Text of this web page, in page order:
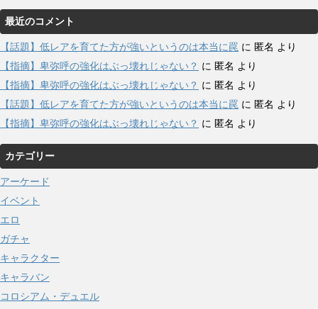
最近のコメント
【話題】低レアを育てた方が強いというのは本当に罠 に 匿名 より
【指摘】卑弥呼の強化はぶっ壊れじゃない？ に 匿名 より
【指摘】卑弥呼の強化はぶっ壊れじゃない？ に 匿名 より
【話題】低レアを育てた方が強いというのは本当に罠 に 匿名 より
【指摘】卑弥呼の強化はぶっ壊れじゃない？ に 匿名 より
カテゴリー
アーケード
イベント
エロ
ガチャ
キャラクター
キャラバン
コロシアム・デュエル